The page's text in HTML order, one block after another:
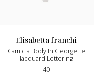
elisabetta franchi
Camicia Body In Georgette
Jacquard Lettering
40